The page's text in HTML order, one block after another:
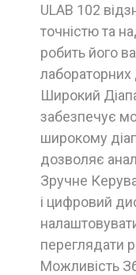
ULAB 102
точністю та
робить його
Широкий
забезпечує
широкому
дозволяє
Зручне
і цифровий
переглядати
Можливість